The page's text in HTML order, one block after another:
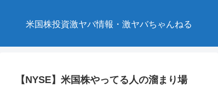
米国株投資激ヤバ情報・激ヤバちゃんねる
【NYSE】米国株やってる人の溜まり場